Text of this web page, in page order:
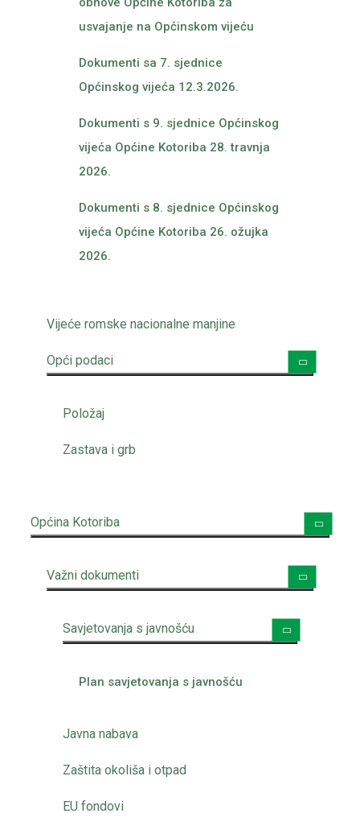
usvajanje na Općinskom vijeću
Dokumenti sa 7. sjednice
Općinskog vijeća 12.3.2026.
Dokumenti s 9. sjednice Općinskog
vijeća Općine Kotoriba 28. travnja
2026.
Dokumenti s 8. sjednice Općinskog
vijeća Općine Kotoriba 26. ožujka
2026.
Vijeće romske nacionalne manjine
Opći podaci
Položaj
Zastava i grb
Općina Kotoriba
Važni dokumenti
Savjetovanja s javnošću
Plan savjetovanja s javnošću
Javna nabava
Zaštita okoliša i otpad
EU fondovi